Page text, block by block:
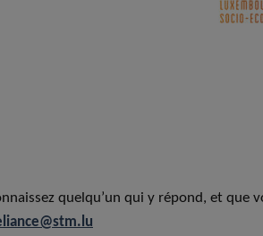
quelqu’un qui y répond, et que